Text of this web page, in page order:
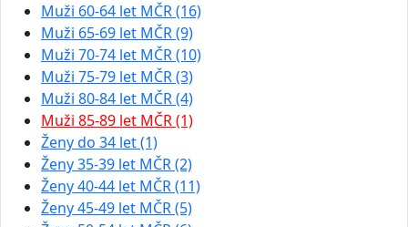
Muži 60-64 let MČR (16)
Muži 65-69 let MČR (9)
Muži 70-74 let MČR (10)
Muži 75-79 let MČR (3)
Muži 80-84 let MČR (4)
Muži 85-89 let MČR (1)
Ženy do 34 let (1)
Ženy 35-39 let MČR (2)
Ženy 40-44 let MČR (11)
Ženy 45-49 let MČR (5)